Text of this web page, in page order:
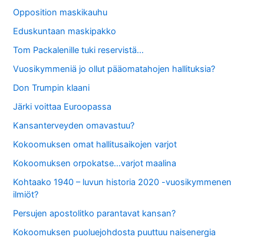
Opposition maskikauhu
Eduskuntaan maskipakko
Tom Packalenille tuki reservistä…
Vuosikymmeniä jo ollut pääomatahojen hallituksia?
Don Trumpin klaani
Järki voittaa Euroopassa
Kansanterveyden omavastuu?
Kokoomuksen omat hallitusaikojen varjot
Kokoomuksen orpokatse…varjot maalina
Kohtaako 1940 – luvun historia 2020 -vuosikymmenen
ilmiöt?
Persujen apostolitko parantavat kansan?
Kokoomuksen puoluejohdosta puuttuu naisenergia